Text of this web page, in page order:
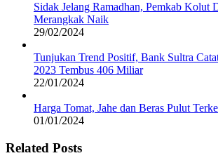
Sidak Jelang Ramadhan, Pemkab Kolut
Merangkak Naik
29/02/2024
Tunjukan Trend Positif, Bank Sultra
2023 Tembus 406 Miliar
22/01/2024
Harga Tomat, Jahe dan Beras Pulut
01/01/2024
Related Posts